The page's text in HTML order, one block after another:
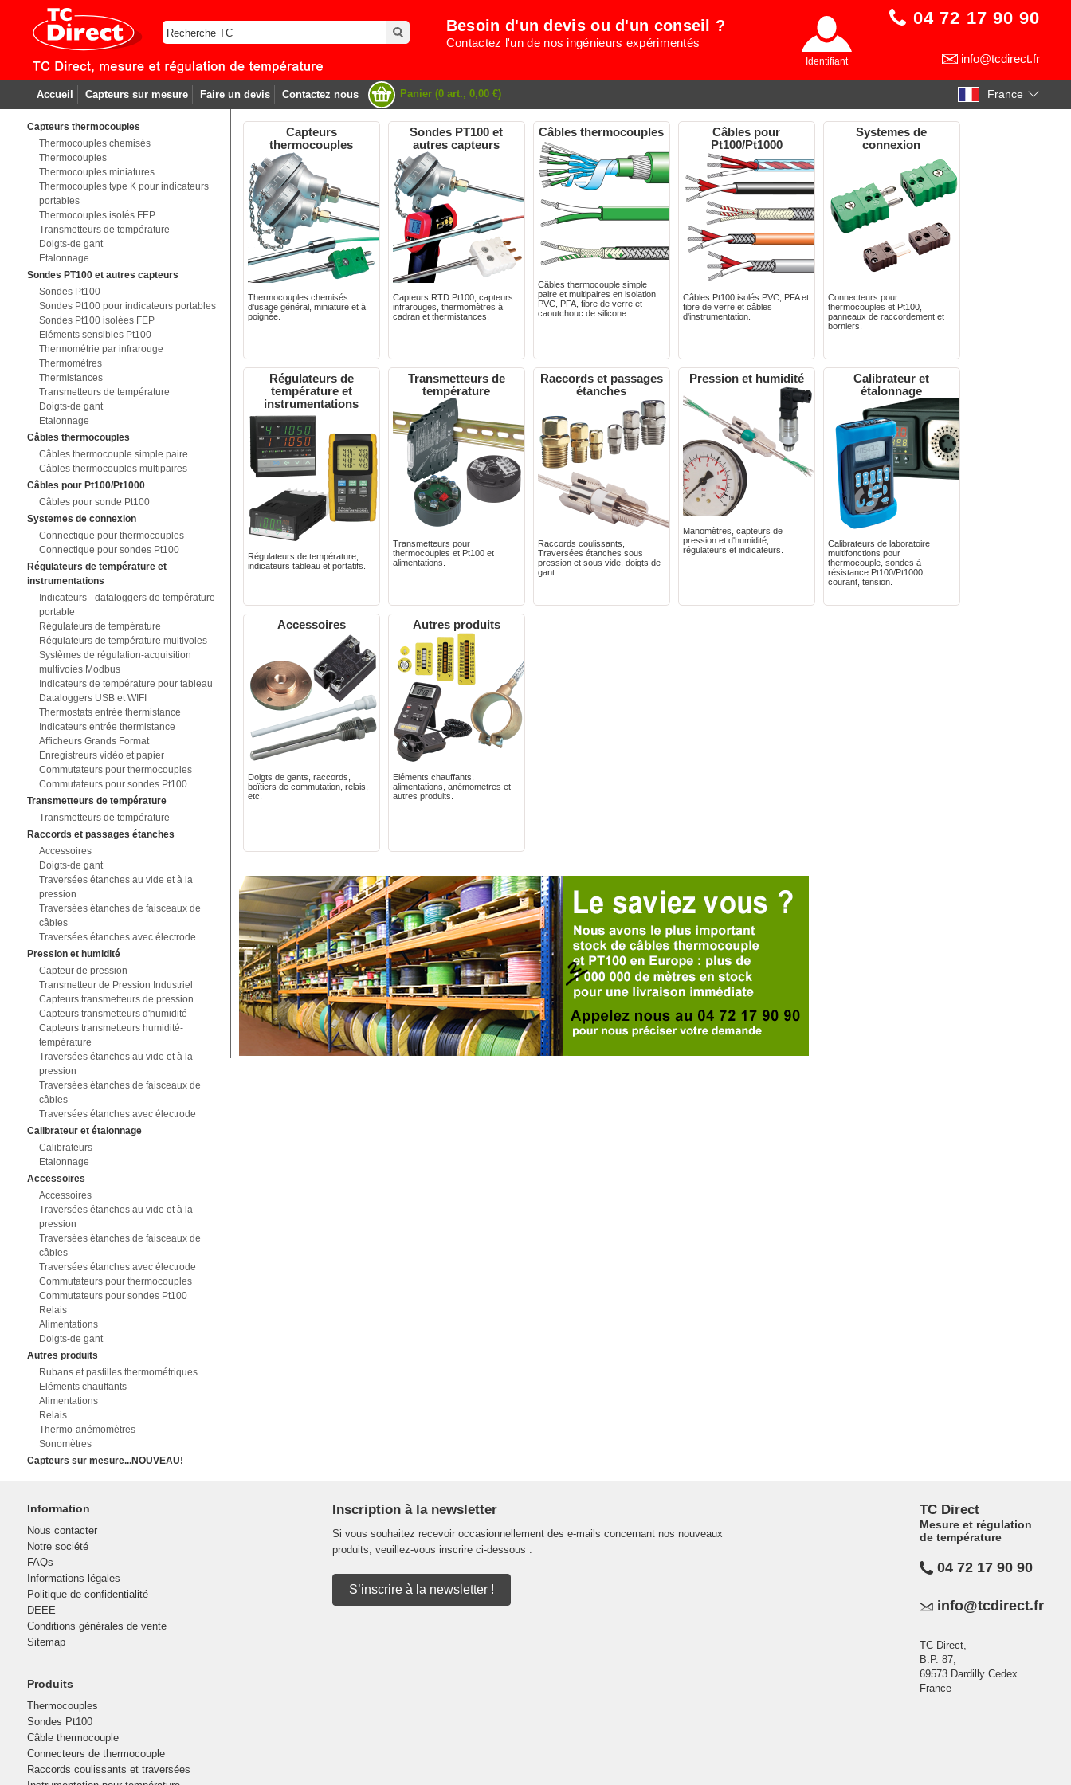
France
04 72 17 90 90
info@tcdirect.fr
Identifiant
Besoin d'un devis ou d'un conseil ?
Contactez l'un de nos ingénieurs expérimentés
Accueil Capteurs sur mesure Faire un devis Contactez nous Panier (0 art., 0,00 €)
Capteurs thermocouples
Thermocouples chemisés
Thermocouples
Thermocouples miniatures
Thermocouples type K pour indicateurs
portables
Thermocouples isolés FEP
Transmetteurs de température
Doigts-de gant
Etalonnage
Sondes PT100 et autres capteurs
Sondes Pt100
Sondes Pt100 pour indicateurs portables
Sondes Pt100 isolées FEP
Eléments sensibles Pt100
Thermométrie par infrarouge
Thermomètres
Thermistances
Transmetteurs de température
Doigts-de gant
Etalonnage
Câbles thermocouples
Câbles thermocouple simple paire
Câbles thermocouples multipaires
Câbles pour Pt100/Pt1000
Câbles pour sonde Pt100
Systemes de connexion
Connectique pour thermocouples
Connectique pour sondes Pt100
Régulateurs de température et
instrumentations
Indicateurs - dataloggers de température
portable
Régulateurs de température
Régulateurs de température multivoies
Systèmes de régulation-acquisition
multivoies Modbus
Indicateurs de température pour tableau
Dataloggers USB et WIFI
Thermostats entrée thermistance
Indicateurs entrée thermistance
Afficheurs Grands Format
Enregistreurs vidéo et papier
Commutateurs pour thermocouples
Commutateurs pour sondes Pt100
Transmetteurs de température
Transmetteurs de température
Raccords et passages étanches
Accessoires
Doigts-de gant
Traversées étanches au vide et à la
pression
Traversées étanches de faisceaux de
câbles
Traversées étanches avec électrode
Pression et humidité
Capteur de pression
Transmetteur de Pression Industriel
Capteurs transmetteurs de pression
Capteurs transmetteurs d'humidité
Capteurs transmetteurs humidité-
température
Traversées étanches au vide et à la
pression
Traversées étanches de faisceaux de
câbles
Traversées étanches avec électrode
Calibrateur et étalonnage
Calibrateurs
Etalonnage
Accessoires
Accessoires
Traversées étanches au vide et à la
pression
Traversées étanches de faisceaux de
câbles
Traversées étanches avec électrode
Commutateurs pour thermocouples
Commutateurs pour sondes Pt100
Relais
Alimentations
Doigts-de gant
Autres produits
Rubans et pastilles thermométriques
Eléments chauffants
Alimentations
Relais
Thermo-anémomètres
Sonomètres
Capteurs sur mesure...NOUVEAU!
Capteurs
thermocouples
Thermocouples chemisés
d'usage général, miniature et à
poignée.
Sondes PT100 et
autres capteurs
Capteurs RTD Pt100, capteurs
infrarouges, thermomètres à
cadran et thermistances.
Câbles thermocouples
Câbles thermocouple simple
paire et multipaires en isolation
PVC, PFA, fibre de verre et
caoutchouc de silicone.
Câbles pour
Pt100/Pt1000
Câbles Pt100 isolés PVC, PFA et
fibre de verre et câbles
d'instrumentation.
Systemes de
connexion
Connecteurs pour
thermocouples et Pt100,
panneaux de raccordement et
borniers.
Régulateurs de
température et
instrumentations
Régulateurs de température,
indicateurs tableau et portatifs.
Transmetteurs de
température
Transmetteurs pour
thermocouples et Pt100 et
alimentations.
Raccords et passages
étanches
Raccords coulissants,
Traversées étanches sous
pression et sous vide, doigts de
gant.
Pression et humidité
Manomètres, capteurs de
pression et d'humidité,
régulateurs et indicateurs.
Calibrateur et
étalonnage
Calibrateurs de laboratoire
multifonctions pour
thermocouple, sondes à
résistance Pt100/Pt1000,
courant, tension.
Accessoires
Doigts de gants, raccords,
boîtiers de commutation, relais,
etc.
Autres produits
Eléments chauffants,
alimentations, anémomètres et
autres produits.
Information
Nous contacter
Notre société
FAQs
Informations légales
Politique de confidentialité
DEEE
Conditions générales de vente
Sitemap
Produits
Thermocouples
Sondes Pt100
Câble thermocouple
Connecteurs de thermocouple
Raccords coulissants et traversées
Inscription à la newsletter
Si vous souhaitez recevoir occasionnellement des e-mails concernant nos nouveaux
produits, veuillez-vous inscrire ci-dessous :
S’inscrire à la newsletter !
TC Direct
Mesure et régulation
de température
04 72 17 90 90
info@tcdirect.fr
TC Direct,
B.P. 87,
69573 Dardilly Cedex
France